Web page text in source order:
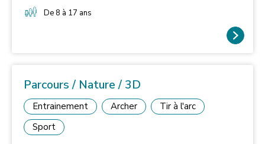
Il peut également assister aux cours de «
De 8 à 17 ans
Parcours / Nature / 3D
Entrainement Archer
Tir à l'arc
Sport